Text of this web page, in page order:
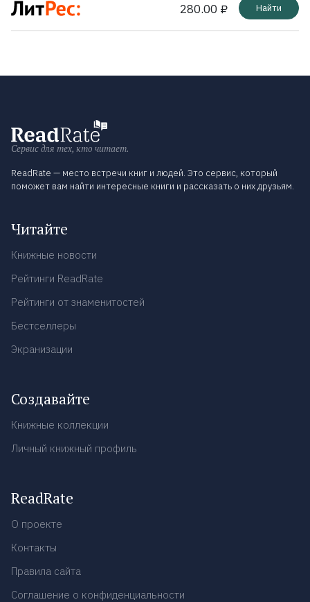
280.00 ₽ Найти
Сервис для тех, кто читает.
ReadRate — место встречи книг и людей. Это сервис, который
поможет вам найти интересные книги и рассказать о них друзьям.
Читайте
Книжные новости
Рейтинги ReadRate
Рейтинги от знаменитостей
Бестселлеры
Экранизации
Создавайте
Книжные коллекции
Личный книжный профиль
ReadRate
О проекте
Контакты
Правила сайта
Соглашение о конфиденциальности